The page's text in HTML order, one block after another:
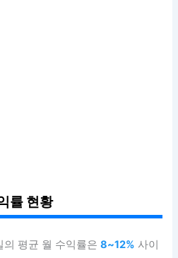
률 현황
의 평균 월 수익률은8~12% 사이